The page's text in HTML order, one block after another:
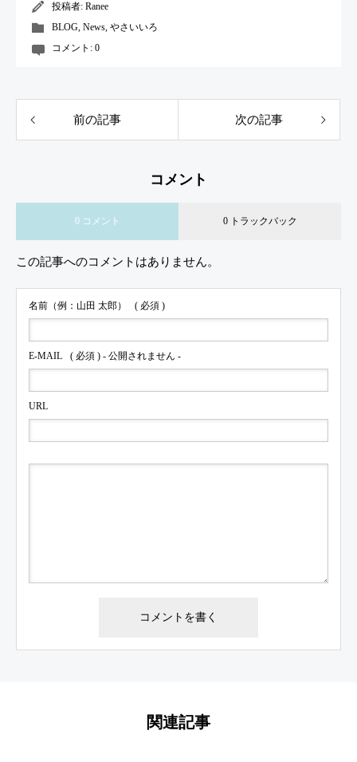
投稿者: Ranee
BLOG, News, やさいいろ
コメント: 0
前の記事 次の記事
コメント
0 コメント 0 トラックバック
この記事へのコメントはありません。
名前（例：山田 太郎） ( 必須 )
E-MAIL ( 必須 ) - 公開されません -
URL
関連記事